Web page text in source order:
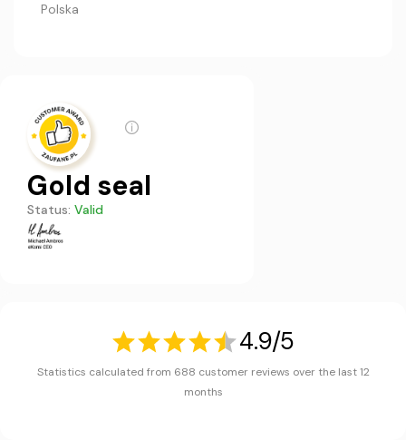
Polska
Gold seal
Status: Valid
4.9/5
Statistics calculated from 688 customer reviews over the last 12
months